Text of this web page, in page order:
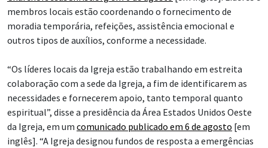
membros locais estão coordenando o fornecimento de
moradia temporária, refeições, assistência emocional e
outros tipos de auxílios, conforme a necessidade.
“Os líderes locais da Igreja estão trabalhando em estreita
colaboração com a sede da Igreja, a fim de identificarem as
necessidades e fornecerem apoio, tanto temporal quanto
espiritual”, disse a presidência da Área Estados Unidos Oeste
da Igreja, em um comunicado publicado em 6 de agosto [em
inglês]. “A Igreja designou fundos de resposta a emergências